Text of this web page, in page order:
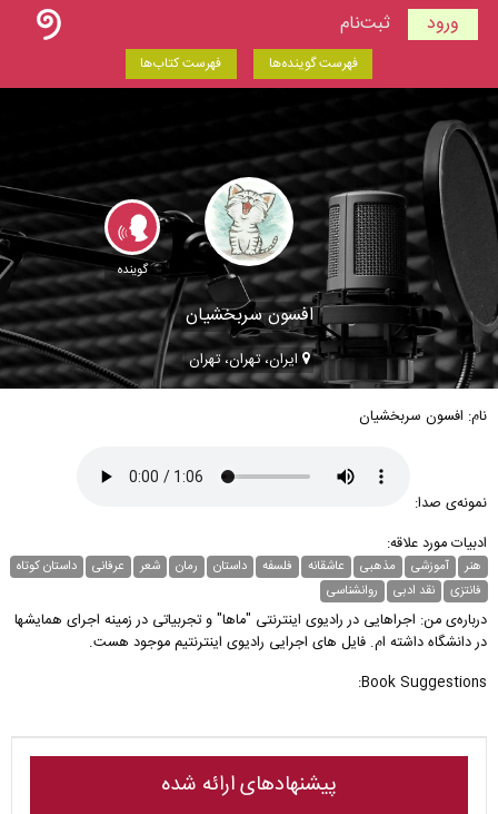
ورود ثبت‌نام
فهرست گوینده‌ها فهرست کتاب‌ها
گوینده
افسون سربخشیان
ایران، تهران، تهران
نام: افسون سربخشیان
نمونه‌ی صدا:
ادبیات مورد علاقه:
هنر آموزشی مذهبی عاشقانه فلسفه داستان رمان شعر عرفانی
داستان کوتاه
فانتزی
نقد ادبی روانشناسی
درباره‌ی من: اجراهایی در رادیوی اینترنتی "ماها" و تجربیاتی در زمینه اجرای همایشها
در دانشگاه داشته ام. فایل های اجرایی رادیوی اینترنتیم موجود هست.
Book Suggestions:
پیشنهادهای ارائه شده